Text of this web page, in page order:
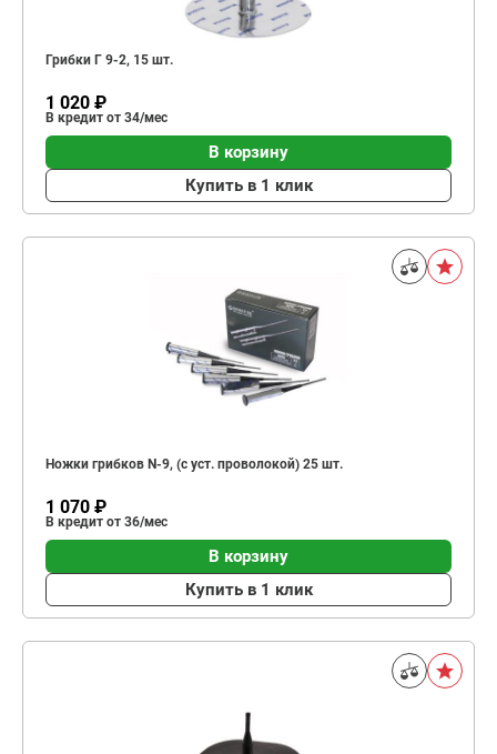
Грибки Г 9-2, 15 шт.
1 020 ₽
В кредит от 34/мес
В корзину
Купить в 1 клик
Ножки грибков N-9, (с уст. проволокой) 25 шт.
1 070 ₽
В кредит от 36/мес
В корзину
Купить в 1 клик